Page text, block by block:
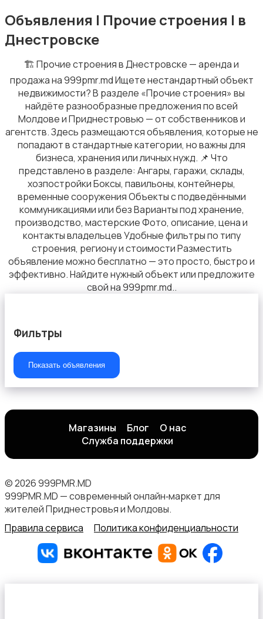
Объявления | Прочие строения | в
Днестровске
🏗 Прочие строения в Днестровске — аренда и
продажа на 999pmr.md Ищете нестандартный объект
недвижимости? В разделе «Прочие строения» вы
найдёте разнообразные предложения по всей
Молдове и Приднестровью — от собственников и
агентств. Здесь размещаются объявления, которые не
попадают в стандартные категории, но важны для
бизнеса, хранения или личных нужд. 📌 Что
представлено в разделе: Ангары, гаражи, склады,
хозпостройки Боксы, павильоны, контейнеры,
временные сооружения Объекты с подведёнными
коммуникациями или без Варианты под хранение,
производство, мастерские Фото, описание, цена и
контакты владельцев Удобные фильтры по типу
строения, региону и стоимости Разместить
объявление можно бесплатно — это просто, быстро и
эффективно. Найдите нужный объект или предложите
свой на 999pmr.md..
Фильтры
Показать объявления
Магазины Блог
О нас
Служба поддержки
© 2026 999PMR.MD
999PMR.MD — современный онлайн‑маркет для
жителей Приднестровья и Молдовы.
Правила сервиса
Политика конфиденциальности